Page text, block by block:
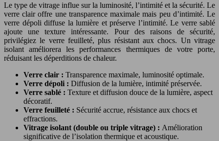
Le type de vitrage influe sur la luminosité, l’intimité et la sécurité. Le
verre clair offre une transparence maximale mais peu d’intimité. Le
verre dépoli diffuse la lumière et préserve l’intimité. Le verre sablé
ajoute une texture intéressante. Pour des raisons de sécurité,
privilégiez le verre feuilleté, plus résistant aux chocs. Un vitrage
isolant améliorera les performances thermiques de votre porte,
réduisant les déperditions de chaleur.
Verre clair : Transparence maximale, luminosité optimale.
Verre dépoli : Diffusion de la lumière, intimité préservée.
Verre sablé : Texture et diffusion douce de la lumière, aspect
décoratif.
Verre feuilleté : Sécurité accrue, résistance aux chocs et
effractions.
Vitrage isolant (double ou triple vitrage) : Amélioration
significative de l’isolation thermique et acoustique.